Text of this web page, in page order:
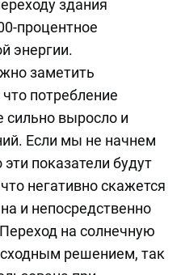
здания
процентное
энергии.
заметить
потребление
сильно выросло и
Если мы не начнем
показатели будут
негативно скажется
и непосредственно
на солнечную
решением, так